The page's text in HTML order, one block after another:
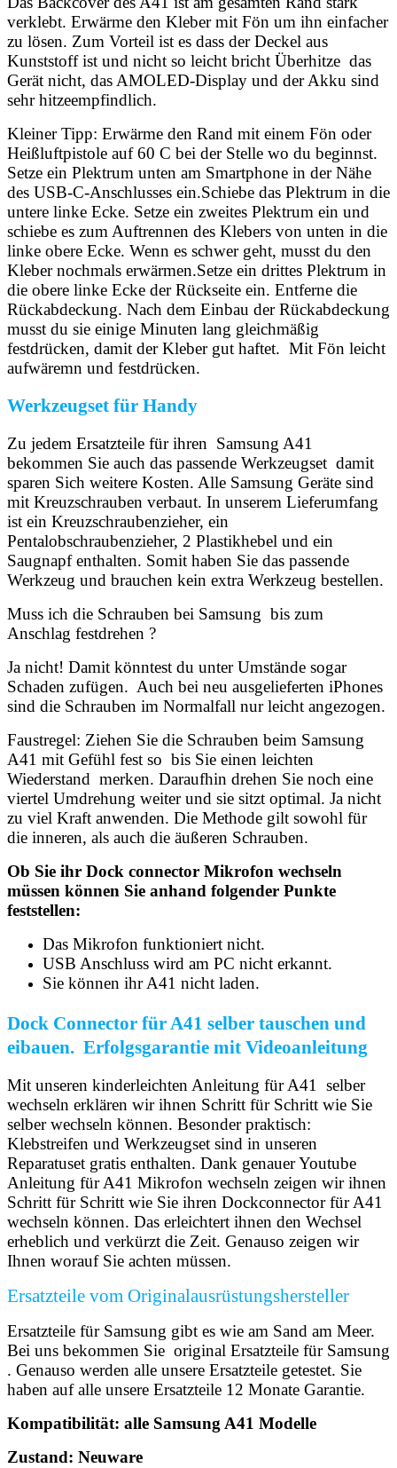
verklebt. Erwärme den Kleber mit Fön um ihn einfacher
zu lösen. Zum Vorteil ist es dass der Deckel aus
Kunststoff ist und nicht so leicht bricht Überhitze das
Gerät nicht, das AMOLED-Display und der Akku sind
sehr hitzeempfindlich.
Kleiner Tipp: Erwärme den Rand mit einem Fön oder
Heißluftpistole auf 60 C bei der Stelle wo du beginnst.
Setze ein Plektrum unten am Smartphone in der Nähe
des USB-C-Anschlusses ein.Schiebe das Plektrum in die
untere linke Ecke. Setze ein zweites Plektrum ein und
schiebe es zum Auftrennen des Klebers von unten in die
linke obere Ecke. Wenn es schwer geht, musst du den
Kleber nochmals erwärmen.Setze ein drittes Plektrum in
die obere linke Ecke der Rückseite ein. Entferne die
Rückabdeckung. Nach dem Einbau der Rückabdeckung
musst du sie einige Minuten lang gleichmäßig
festdrücken, damit der Kleber gut haftet. Mit Fön leicht
aufwäremn und festdrücken.
Werkzeugset für Handy
Zu jedem Ersatzteile für ihren Samsung A41
bekommen Sie auch das passende Werkzeugset damit
sparen Sich weitere Kosten. Alle Samsung Geräte sind
mit Kreuzschrauben verbaut. In unserem Lieferumfang
ist ein Kreuzschraubenzieher, ein
Pentalobschraubenzieher, 2 Plastikhebel und ein
Saugnapf enthalten. Somit haben Sie das passende
Werkzeug und brauchen kein extra Werkzeug bestellen.
Muss ich die Schrauben bei Samsung bis zum
Anschlag festdrehen ?
Ja nicht! Damit könntest du unter Umstände sogar
Schaden zufügen. Auch bei neu ausgelieferten iPhones
sind die Schrauben im Normalfall nur leicht angezogen.
Faustregel: Ziehen Sie die Schrauben beim Samsung
A41 mit Gefühl fest so bis Sie einen leichten
Wiederstand merken. Daraufhin drehen Sie noch eine
viertel Umdrehung weiter und sie sitzt optimal. Ja nicht
zu viel Kraft anwenden. Die Methode gilt sowohl für
die inneren, als auch die äußeren Schrauben.
Ob Sie ihr Dock connector Mikrofon wechseln
müssen können Sie anhand folgender Punkte
feststellen:
Das Mikrofon funktioniert nicht.
USB Anschluss wird am PC nicht erkannt.
Sie können ihr A41 nicht laden.
Dock Connector für A41 selber tauschen und
eibauen. Erfolgsgarantie mit Videoanleitung
Mit unseren kinderleichten Anleitung für A41 selber
wechseln erklären wir ihnen Schritt für Schritt wie Sie
selber wechseln können. Besonder praktisch:
Klebstreifen und Werkzeugset sind in unseren
Reparatuset gratis enthalten. Dank genauer Youtube
Anleitung für A41 Mikrofon wechseln zeigen wir ihnen
Schritt für Schritt wie Sie ihren Dockconnector für A41
wechseln können. Das erleichtert ihnen den Wechsel
erheblich und verkürzt die Zeit. Genauso zeigen wir
Ihnen worauf Sie achten müssen.
Ersatzteile vom Originalausrüstungshersteller
Ersatzteile für Samsung gibt es wie am Sand am Meer.
Bei uns bekommen Sie original Ersatzteile für Samsung
. Genauso werden alle unsere Ersatzteile getestet. Sie
haben auf alle unsere Ersatzteile 12 Monate Garantie.
Kompatibilität: alle Samsung A41 Modelle
Zustand: Neuware